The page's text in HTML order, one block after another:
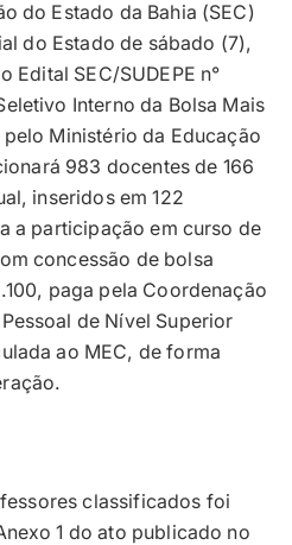
do Estado da Bahia (SEC)
do Estado de sábado (7),
SEC/SUDEPE n°
Interno da Bolsa Mais
Ministério da Educação
983 docentes de 166
inseridos em 122
a participação em curso de
concessão de bolsa
paga pela Coordenação
de Nível Superior
ao MEC, de forma
classificados foi
1 do ato publicado no